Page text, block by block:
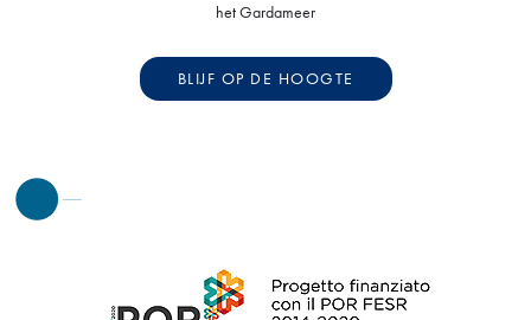
het Gardameer
BLIJF OP DE HOOGTE